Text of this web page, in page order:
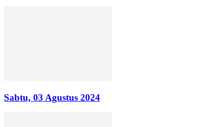
Sabtu, 03 Agustus 2024